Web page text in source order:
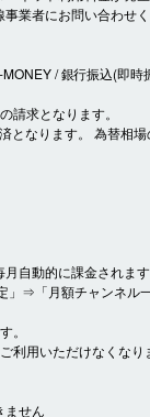
業者にお問い合わせく
/ 銀行振込(即
請求となります。
となります。 為替相
自動的に課金されます
⇒「月額チャンネル
。
用いただけなくなり
ません